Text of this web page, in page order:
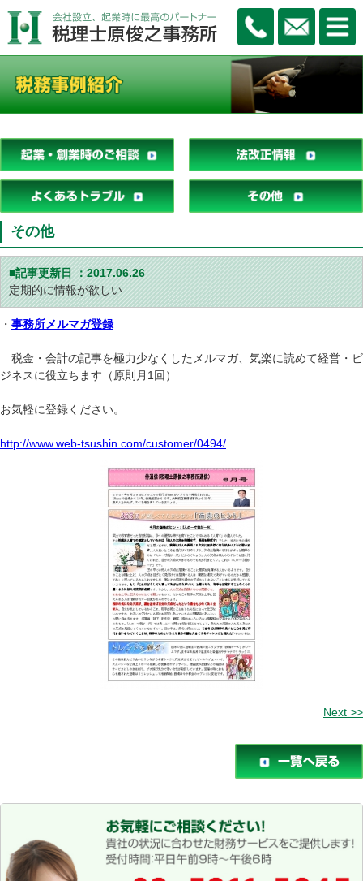
その他
■記事更新日 ：2017.06.26
定期的に情報が欲しい
・ 事務所メルマガ登録
税金・会計の記事を極力少なくしたメルマガ、気楽に読めて経営・ビ
ジネスに役立ちます（原則月1回）
お気軽に登録ください。
http://www.web-tsushin.com/customer/0494/
Next >>